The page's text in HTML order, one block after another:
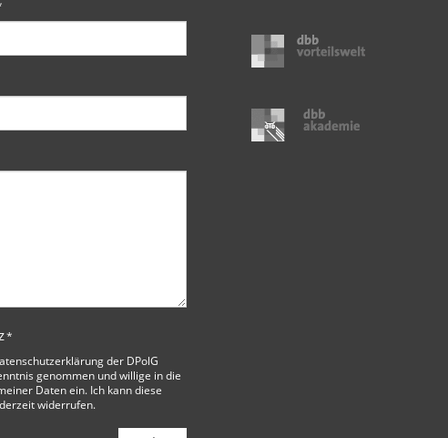
*
der DPolG
genommen und willige in die
Daten ein. Ich kann diese
widerrufen.